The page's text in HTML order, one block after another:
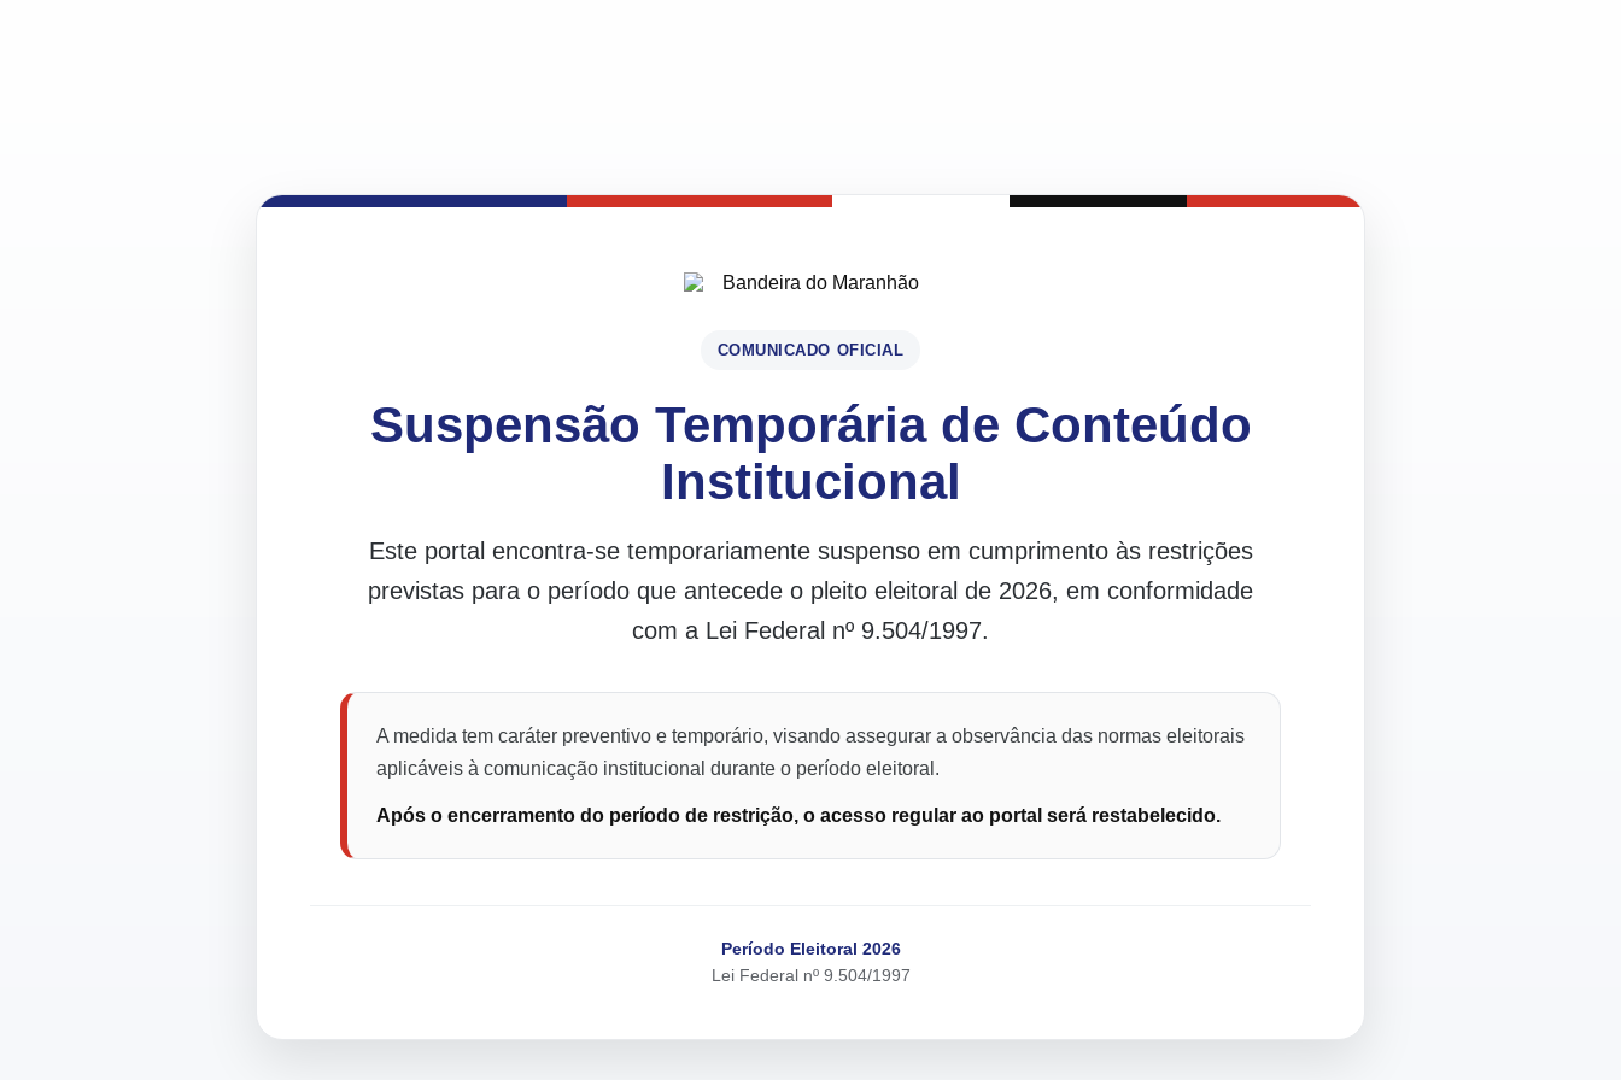
COMUNICADO OFICIAL
Suspensão Temporária de Conteúdo
Institucional
Este portal encontra-se temporariamente suspenso em cumprimento às restrições
previstas para o período que antecede o pleito eleitoral de 2026, em conformidade
com a Lei Federal nº 9.504/1997.
A medida tem caráter preventivo e temporário, visando assegurar a observância das normas eleitorais
aplicáveis à comunicação institucional durante o período eleitoral.
Após o encerramento do período de restrição, o acesso regular ao portal será restabelecido.
Período Eleitoral 2026
Lei Federal nº 9.504/1997